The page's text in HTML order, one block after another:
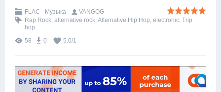
FLAC - Музыка
VANGOG
Rap Rock, alternative rock,Alternative Hip Hop, electronic, Trip
hop
58
0 5.0/1